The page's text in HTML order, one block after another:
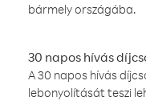
bármely országába.
30 napos hívás
A 30 napos hívás
lebonyolítását teszi